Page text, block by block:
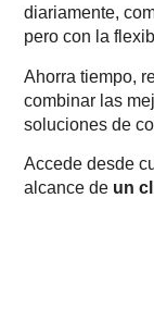
diariamente,
pero con la
Ahorra tiempo,
combinar las
soluciones de
Accede desde
alcance de un